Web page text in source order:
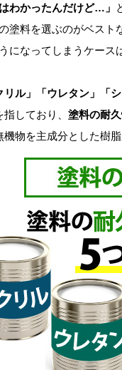
わかったんだけど…」
塗料を選ぶのがベスト
になってしまうケース
リル」「ウレタン」「シ
しており、 塗料の耐
物を主成分とした樹脂